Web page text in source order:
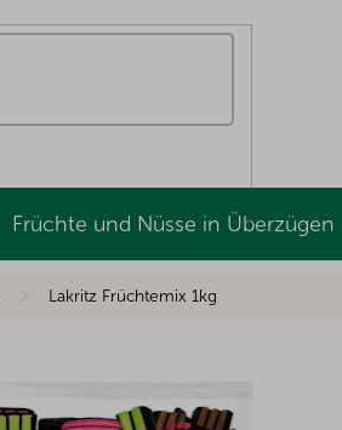
Früchte und Nüsse in Überzügen
Lakritz Früchtemix 1kg